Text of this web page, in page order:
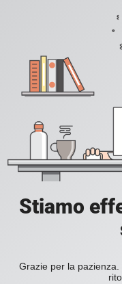
Stiamo
Grazie per la